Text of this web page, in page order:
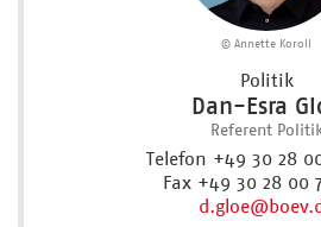
© Annette Koroll
Politik
Dan-Esra
Referent
Telefon +49 30 28
Fax +49 30 28 00
d.gloe